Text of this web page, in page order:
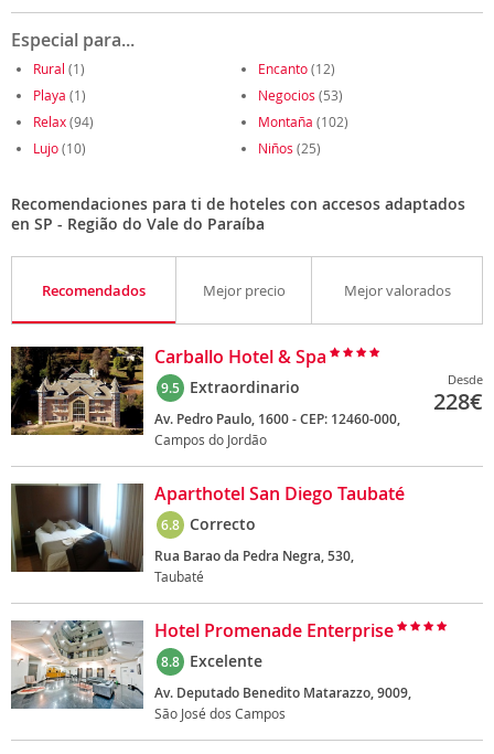
Especial para...
Rural (1) Encanto(12)
Playa (1) Negocios (53)
Relax(94) Montaña (102)
Lujo(10) Niños (25)
Recomendaciones para ti de hoteles con accesos adaptados
en SP - Região do Vale do Paraíba
Recomendados Mejor precio Mejor valorados
Carballo Hotel & Spa
9.5 Extraordinario
Av. Pedro Paulo, 1600 - CEP: 12460-000,
Campos do Jordão
Desde
228€
Aparthotel San Diego Taubaté
6.8 Correcto
Rua Barao da Pedra Negra, 530,
Taubaté
Hotel Promenade Enterprise
8.8 Excelente
Av. Deputado Benedito Matarazzo, 9009,
São José dos Campos